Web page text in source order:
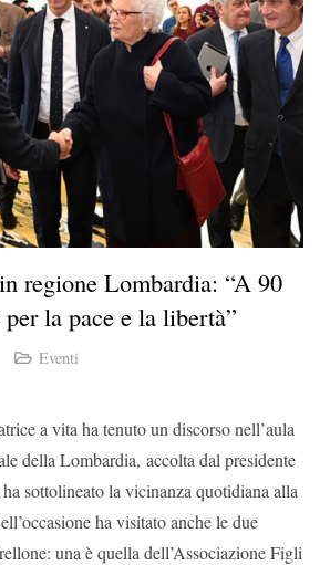
regione Lombardia: “A 90
la pace e la libertà”
Eventi
a vita ha tenuto un discorso nell’aula
della Lombardia, accolta dal presidente
sottolineato la vicinanza quotidiana alla
ha visitato anche le due
una è quella dell’Associazione Figli